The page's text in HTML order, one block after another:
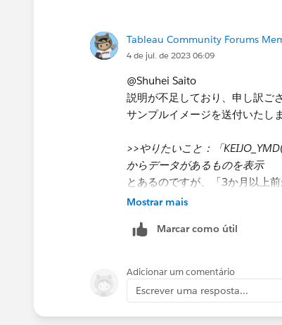
Tableau Community Forums
4 de jul. de 2023 06:09
@Shuhei Saito
説明が不足しており、申し訳ご
サンプルイメージを送付いたし
>>やりたいこと：「
からデータがあるものを表示
とあるのですが、「3か月以上
付の差が3か月以上という意味
と思います。
→こちらは「2つの日付の差が3
よろしくお願いいたします。
Mostrar mais
Marcar como útil
Adicionar um comentário
Escrever uma resposta...